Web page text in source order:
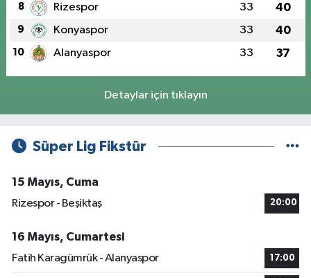
8 Rizespor 33 40
9 Konyaspor 33 40
10 Alanyaspor 33 37
Detaylar için tıklayın
Süper Lig Fikstür
15 Mayıs, Cuma
Rizespor - Beşiktaş
20:00
16 Mayıs, Cumartesi
Fatih Karagümrük - Alanyaspor
17:00